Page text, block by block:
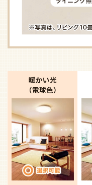
暖かい光
（電球色）